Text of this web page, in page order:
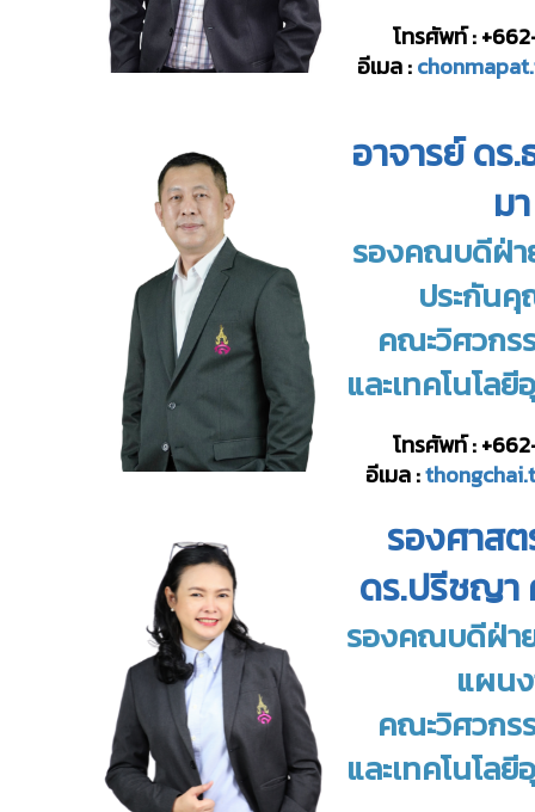
โทรศัพท์ :
อีเมล :
อาจารย์ ดร
มา
รองคณบดีฝ่า
ประกัน
คณะวิศวกร
และเทคโนโล
โทรศัพท์ :
อีเมล :
รองศาสต
ดร.ปรีชญา
รองคณบดีฝ่า
แผน
คณะวิศวกร
และเทคโนโล